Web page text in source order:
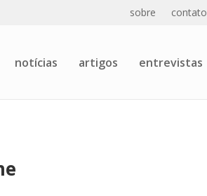
sobre contato
notícias artigos entrevistas